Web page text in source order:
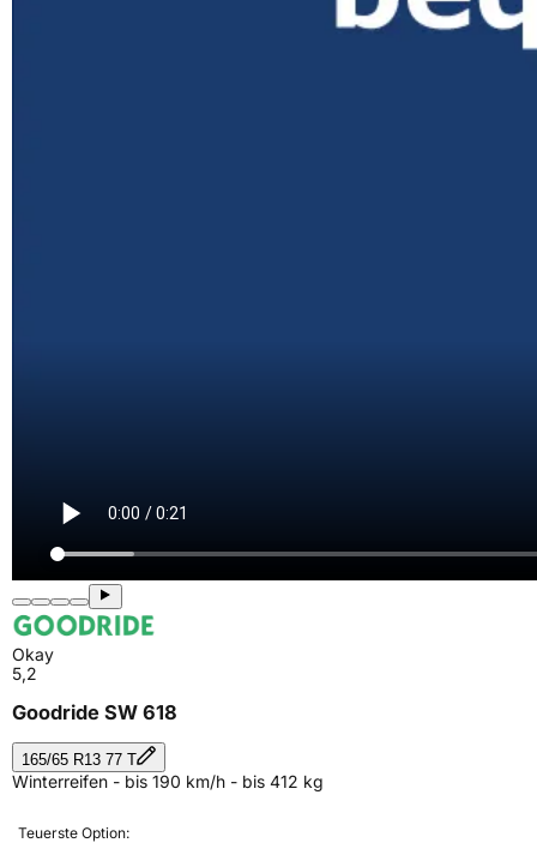
Okay
5,2
Goodride SW 618
165/65 R13 77 T
Winterreifen - bis 190 km/h - bis 412 kg
Teuerste Option: